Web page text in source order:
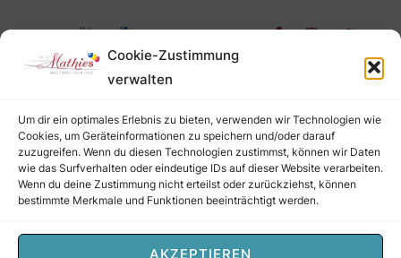
Cookie-Zustimmung
verwalten
Um dir ein optimales Erlebnis zu bieten, verwenden wir Technologien wie
Cookies, um Geräteinformationen zu speichern und/oder darauf
zuzugreifen. Wenn du diesen Technologien zustimmst, können wir Daten
wie das Surfverhalten oder eindeutige IDs auf dieser Website verarbeiten.
Wenn du deine Zustimmung nicht erteilst oder zurückziehst, können
bestimmte Merkmale und Funktionen beeinträchtigt werden.
AKZEPTIEREN
Impressum
Nutzungsbeding
ungen